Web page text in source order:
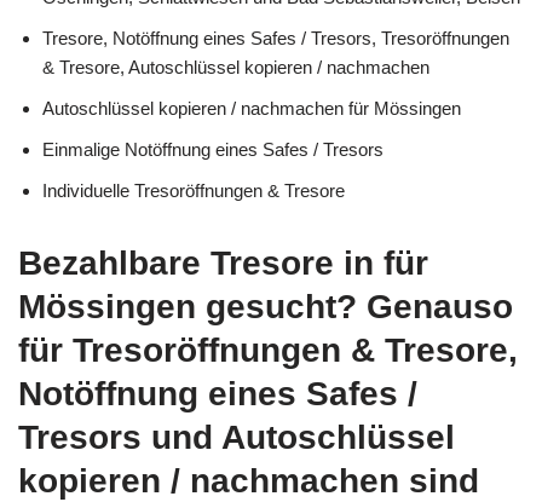
Tresore, Notöffnung eines Safes / Tresors, Tresoröffnungen
& Tresore, Autoschlüssel kopieren / nachmachen
Autoschlüssel kopieren / nachmachen für Mössingen
Einmalige Notöffnung eines Safes / Tresors
Individuelle Tresoröffnungen & Tresore
Bezahlbare Tresore in für
Mössingen gesucht? Genauso
für Tresoröffnungen & Tresore,
Notöffnung eines Safes /
Tresors und Autoschlüssel
kopieren / nachmachen sind